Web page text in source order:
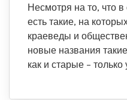
Несмотря на то, что
есть такие, на
краеведы и
новые названия
как и старые –